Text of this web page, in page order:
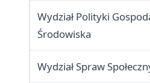
Wydział Polityki
Środowiska
Wydział Spraw